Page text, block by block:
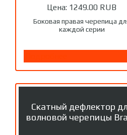
Цена: 1249.00 RUB
Боковая правая черепица
каждой серии
Скатный дефлектор
волновой черепицы